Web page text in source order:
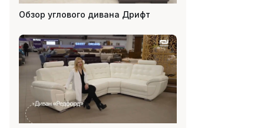
Обзор углового дивана Дрифт